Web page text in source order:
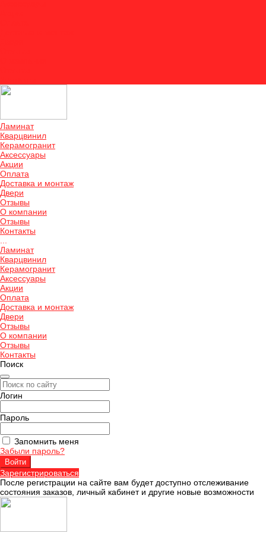
Ламинат
Кварцвинил
Керамогранит
Аксессуары
Акции
Оплата
Доставка и монтаж
Двери
Отзывы
О компании
Отзывы
Контакты
Ламинат
Кварцвинил
Керамогранит
Аксессуары
Акции
Оплата
Доставка и монтаж
Двери
Отзывы
О компании
Отзывы
Контакты
Поиск
Логин
Пароль
Запомнить меня
Забыли пароль?
Зарегистрироваться
После регистрации на сайте вам будет доступно отслеживание
состояния заказов, личный кабинет и другие новые возможности